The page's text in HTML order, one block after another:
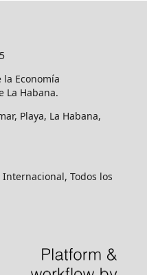
Economía
La Habana.
Playa, La Habana,
Todos los